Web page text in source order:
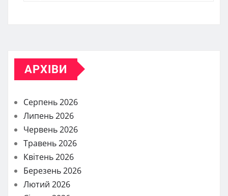
АРХІВИ
Серпень 2026
Липень 2026
Червень 2026
Травень 2026
Квітень 2026
Березень 2026
Лютий 2026